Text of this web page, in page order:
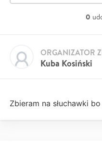
0
Kuba Kosiński
ORGANIZATOR
Zbieram na słuchawki